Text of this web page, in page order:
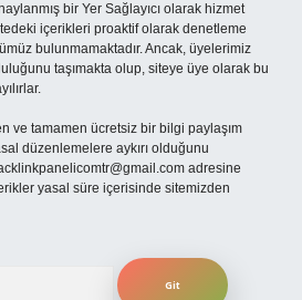
bir Yer Sağlayıcı olarak hizmet
içerikleri proaktif olarak denetleme
bulunmamaktadır. Ancak, üyelerimiz
taşımakta olup, siteye üye olarak bu
ve tamamen ücretsiz bir bilgi paylaşım
düzenlemelere aykırı olduğunu
adresine
yasal süre içerisinde sitemizden